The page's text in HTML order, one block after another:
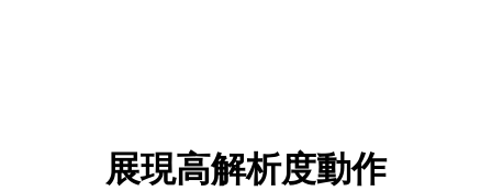
展現高解析度動作